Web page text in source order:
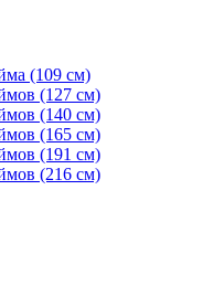
(109 см)
(127 см)
(140 cм)
(165 cм)
(191 см)
(216 см)